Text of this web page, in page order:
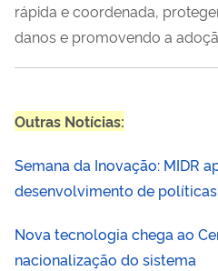
rápida e coordenada,
danos e promovendo a
Outras Notícias:
Semana da Inovação: MIDR
desenvolvimento de
Nova tecnologia chega ao
nacionalização do sistema